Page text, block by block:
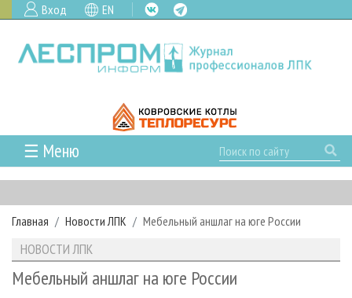
Вход EN
☰ Меню
ГЛАВНАЯ
РУБРИКИ И ТЕМЫ
РУБРИКИ ЖУРНАЛА
ЛЕСНОЕ ХОЗЯЙСТВО
ЛЕСОЗАГОТОВКА
НОВОСТИ
КАЛЕНДАРЬ СОБЫТИЙ
НОВОСТИ ЛПК
ПРОЕКТЫ ЛПИ
АНАЛИТИКА
АРХИВ
Главная Новости ЛПК Мебельный аншлаг на юге России
НОВОСТИ ЛПК
Мебельный аншлаг на юге России